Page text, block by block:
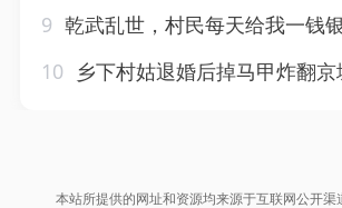
9 乾武乱世，村民每天给我一钱银&乾武乱世村民每天给我
10 乡下村姑退婚后掉马甲炸翻京城第一季
本站所提供的网址和资源均来源于互联网公开渠